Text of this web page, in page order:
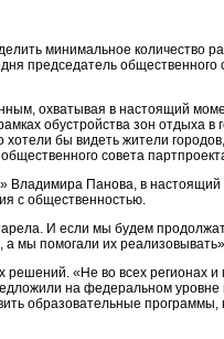
минимальное количество
председатель
охватывая в настоящий
обустройства зон отдыха
бы видеть жители
совета
Владимира Панова, в
с общественностью.
И если мы будем
мы помогали их
«Не во всех регионах
на федеральном уровне
образовательные